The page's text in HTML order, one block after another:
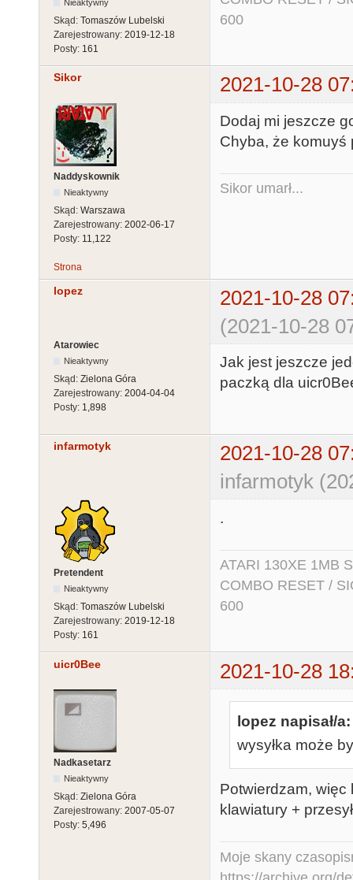
Nieaktywny
Skąd: Tomaszów Lubelski
Zarejestrowany: 2019-12-18
Posty: 161
600
Sikor 2021-10-28
Naddyskownik
Nieaktywny
Skąd: Warszawa
Zarejestrowany: 2002-06-17
Posty: 11,122
Dodaj mi jeszcze
Chyba, że komuyś
Sikor umarł...
Strona
lopez
2021-10-28
(2021-10-28
Atarowiec
Nieaktywny
Skąd: Zielona Góra
Zarejestrowany: 2004-04-04
Posty: 1,898
Jak jest jeszcze
paczką dla
infarmotyk
2021-10-28
infarmotyk
Pretendent
Nieaktywny
Skąd: Tomaszów Lubelski
Zarejestrowany: 2019-12-18
Posty: 161
.
ATARI 130XE 1MB
COMBO RESET /
600
uicr0Bee 2021-10-28
Nadkasetarz
Nieaktywny
Skąd: Zielona Góra
Zarejestrowany: 2007-05-07
Posty: 5,496
lopez napisał/a:
wysyłka może
Potwierdzam, więc
klawiatury +
Moje skany